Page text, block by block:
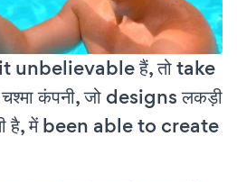
unbelievable हैं, तो take
कंपनी, जो designs लकड़ी
है, में been able to create